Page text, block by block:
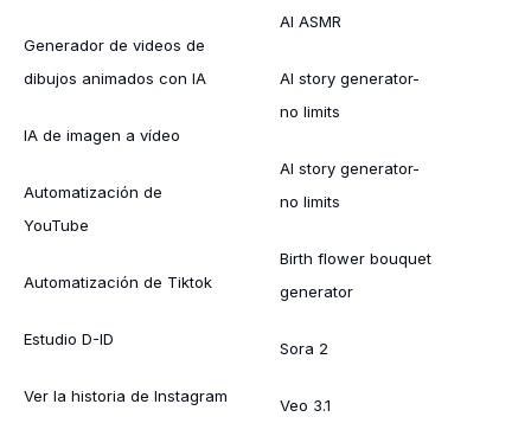
Generador de videos de
dibujos animados con IA
IA de imagen a vídeo
Automatización de
YouTube
Automatización de Tiktok
Estudio D-ID
Ver la historia de Instagram
AI ASMR
AI story generator-
no limits
AI story generator-
no limits
Birth flower bouquet
generator
Sora 2
Veo 3.1